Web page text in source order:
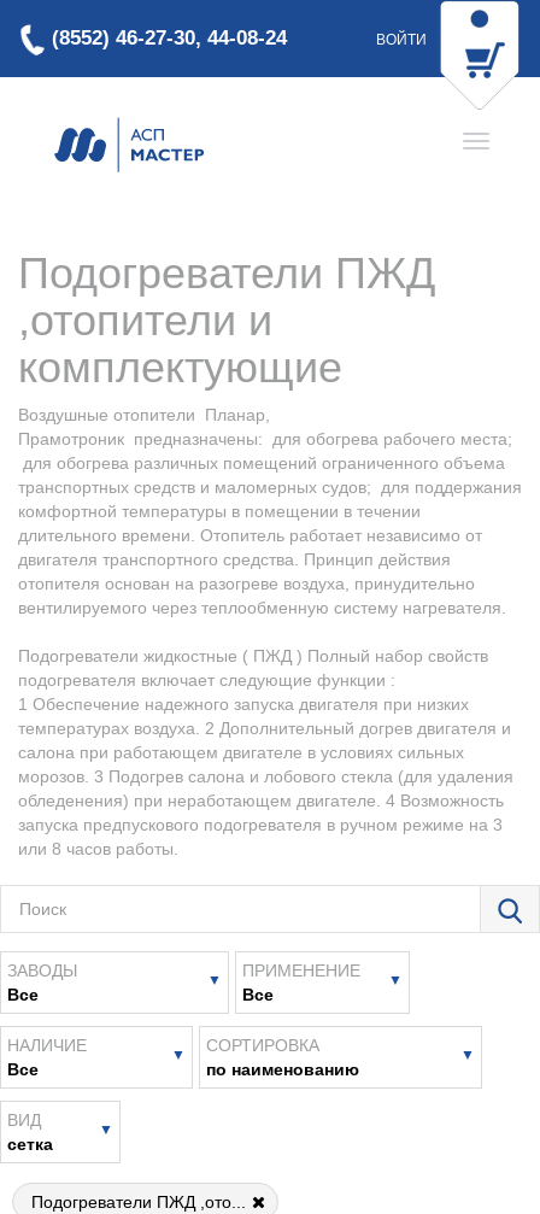
(8552) 46-27-30, 44-08-24 ВОЙТИ
Подогреватели ПЖД
,отопители и
комплектующие
Воздушные отопители Планар,
Прамотроник предназначены: для обогрева рабочего места;
для обогрева различных помещений ограниченного объема
транспортных средств и маломерных судов; для поддержания
комфортной температуры в помещении в течении
длительного времени. Отопитель работает независимо от
двигателя транспортного средства. Принцип действия
отопителя основан на разогреве воздуха, принудительно
вентилируемого через теплообменную систему нагревателя.
Подогреватели жидкостные ( ПЖД ) Полный набор свойств
подогревателя включает следующие функции :
1 Обеспечение надежного запуска двигателя при низких
температурах воздуха. 2 Дополнительный догрев двигателя и
салона при работающем двигателе в условиях сильных
морозов. 3 Подогрев салона и лобового стекла (для удаления
обледенения) при неработающем двигателе. 4 Возможность
запуска предпускового подогревателя в ручном режиме на 3
или 8 часов работы.
ЗАВОДЫ
Все
ПРИМЕНЕНИЕ
Все
НАЛИЧИЕ
Все
СОРТИРОВКА
по наименованию
ВИД
сетка
Подогреватели ПЖД ,ото...